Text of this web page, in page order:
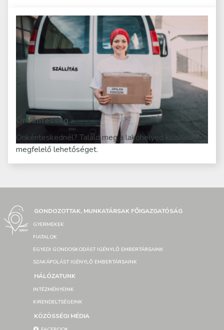
Önkéntesség
Önkénteskednél? Találd meg a lakóhelyed közelében a
megfelelő lehetőséget.
GONDOZOTTAK, MUNKATÁRSAK FŐIGAZGATÓSÁG
GYERMEKEK
FIATALOK
EGYEDI GONDOSKODÁST IGÉNYLŐ EMBERTÁRSAINK
SZAKÁPOLÁST IGÉNYLŐ EMBERTÁRSAINK
HÁLÓZATUNK
INTÉZMÉNYEINK
KIRENDELTSÉGEINK
KÖZÖSSÉGI MÉDIA